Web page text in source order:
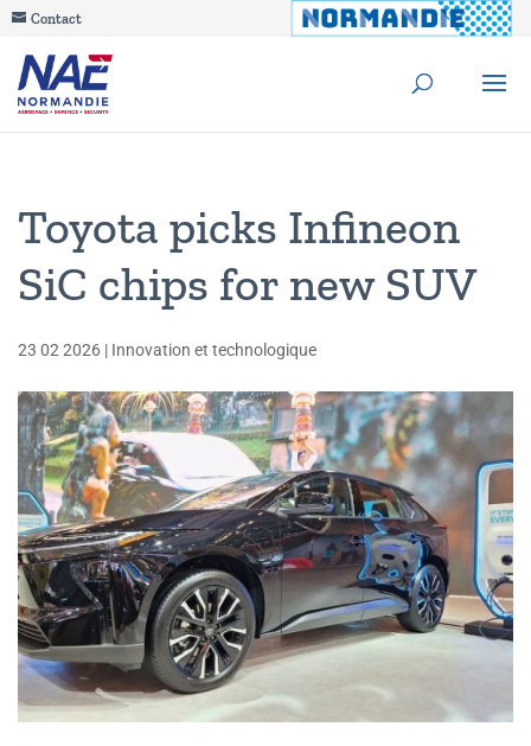
Contact
Toyota picks Infineon
SiC chips for new SUV
23 02 2026 | Innovation et technologique